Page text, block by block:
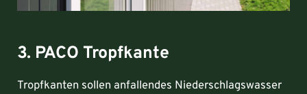
3. PACO Tropfkante
Tropfkanten sollen anfallendes Niederschlagswasser